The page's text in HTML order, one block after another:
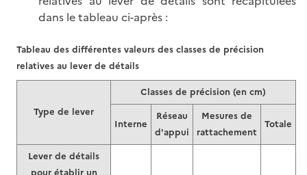
dans le tableau ci-après :
Type de lever
Classes de précision (en cm)
Interne
Réseau
d'appui
Mesures de
rattachement
Totale
Lever de détails
pour établir un
Tableau des différentes valeurs des classes de précision
relatives au lever de détails